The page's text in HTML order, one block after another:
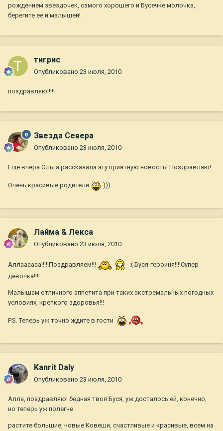
рождением звездочек, самого хорошего и Бусечке молочка,
берегите ее и малышей!
тигрис
Опубликовано 23 июля, 2010
поздравляю!!!!!
Звезда Севера
Опубликовано 23 июля, 2010
Еще вчера Ольга рассказала эту приятную новость! Поздравляю!
Очень красивые родители )))
Лайма & Лекса
Опубликовано 23 июля, 2010
Аллаааааа!!!!!Поздравляем!!!
:( Буся-героиня!!!!Супер
девочка!!!!
Малышам отличного аппетита при таких экстремальных погодных
условиях, крепкого здоровья!!!
P.S. Теперь уж точно ждите в гости
Kanrit Daly
Опубликовано 23 июля, 2010
Алла, поздравляю! бедная твоя Буся, уж досталось ей, конечно,
но теперь уж полегче.
растите большие, новые Ковеши, счастливые и красивые, всем на